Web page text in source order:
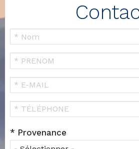
Votre
nom
Prénom
E-
MAIL
Provenance